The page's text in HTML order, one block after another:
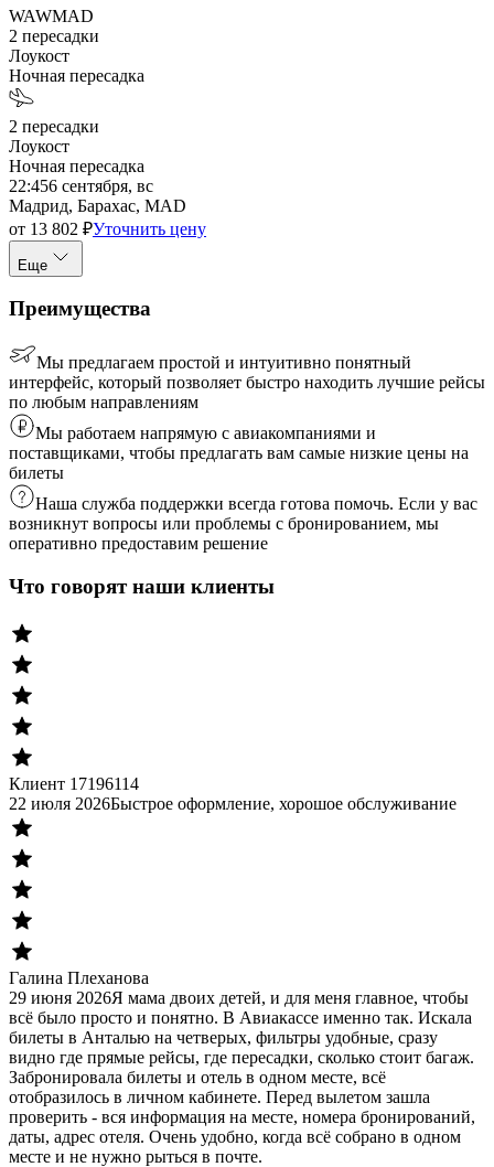
WAWMAD
2 пересадки
Лоукост
Ночная пересадка
2 пересадки
Лоукост
Ночная пересадка
22:456 сентября, вс
Мадрид, Барахас, MAD
от 13 802 ₽Уточнить цену
Еще
Преимущества
Мы предлагаем простой и интуитивно понятный
интерфейс, который позволяет быстро находить лучшие рейсы
по любым направлениям
Мы работаем напрямую с авиакомпаниями и
поставщиками, чтобы предлагать вам самые низкие цены на
билеты
Наша служба поддержки всегда готова помочь. Если у вас
возникнут вопросы или проблемы с бронированием, мы
оперативно предоставим решение
Что говорят наши клиенты
Клиент 17196114
22 июля 2026Быстрое оформление, хорошое обслуживание
Галина Плеханова
29 июня 2026Я мама двоих детей, и для меня главное, чтобы
всё было просто и понятно. В Авиакассе именно так. Искала
билеты в Анталью на четверых, фильтры удобные, сразу
видно где прямые рейсы, где пересадки, сколько стоит багаж.
Забронировала билеты и отель в одном месте, всё
отобразилось в личном кабинете. Перед вылетом зашла
проверить - вся информация на месте, номера бронирований,
даты, адрес отеля. Очень удобно, когда всё собрано в одном
месте и не нужно рыться в почте.